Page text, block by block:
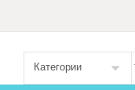
Категории